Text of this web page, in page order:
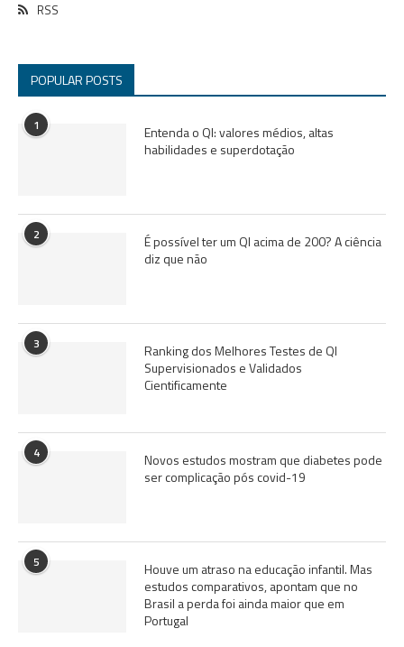
RSS
POPULAR POSTS
1
Entenda o QI: valores médios, altas
habilidades e superdotação
2
É possível ter um QI acima de 200? A ciência
diz que não
3
Ranking dos Melhores Testes de QI
Supervisionados e Validados
Cientificamente
4
Novos estudos mostram que diabetes pode
ser complicação pós covid-19
5
Houve um atraso na educação infantil. Mas
estudos comparativos, apontam que no
Brasil a perda foi ainda maior que em
Portugal